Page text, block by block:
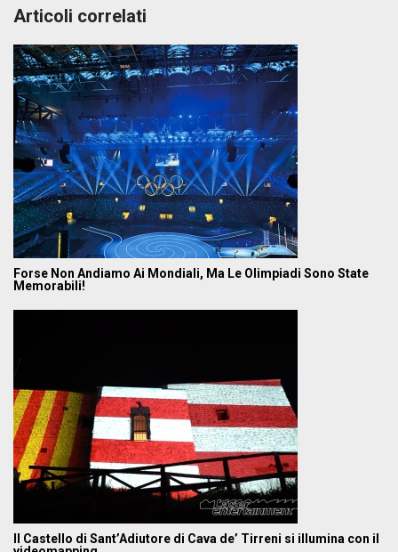
Articoli correlati
Forse Non Andiamo Ai Mondiali, Ma Le Olimpiadi Sono State
Memorabili!
Il Castello di Sant’Adiutore di Cava de’ Tirreni si illumina con il